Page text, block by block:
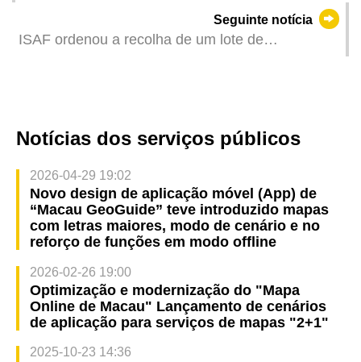
Seguinte notícia
ISAF ordenou a recolha de um lote de
Notícias dos serviços públicos
2026-04-29 19:02
Novo design de aplicação móvel (App) de
“Macau GeoGuide” teve introduzido mapas
com letras maiores, modo de cenário e no
reforço de funções em modo offline
2026-02-26 19:00
Optimização e modernização do "Mapa
Online de Macau" Lançamento de cenários
de aplicação para serviços de mapas "2+1"
2025-10-23 14:36